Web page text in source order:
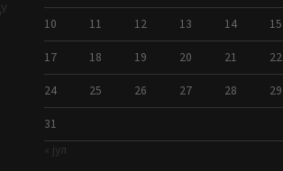
10 11 12 13 14 15
17 18 19 20 21 22
24 25 26 27 28 29
31
« јул